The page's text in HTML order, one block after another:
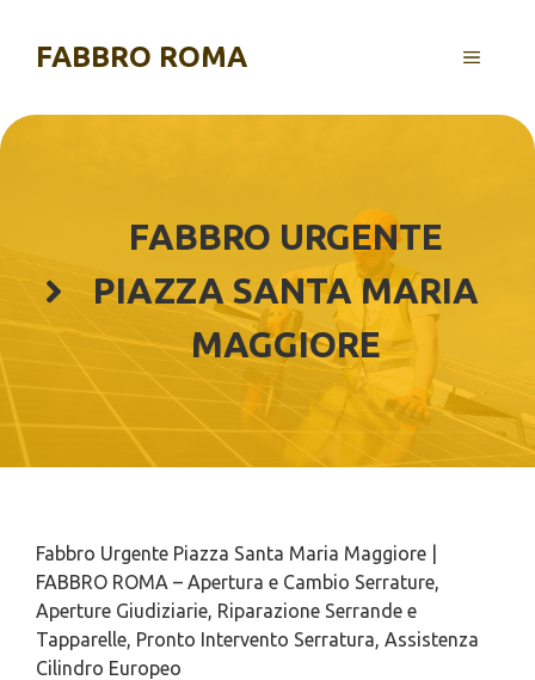
contenuto
FABBRO ROMA MENU
FABBRO URGENTE
PIAZZA SANTA MARIA
MAGGIORE
Fabbro Urgente Piazza Santa Maria Maggiore |
FABBRO ROMA – Apertura e Cambio Serrature,
Aperture Giudiziarie, Riparazione Serrande e
Tapparelle, Pronto Intervento Serratura, Assistenza
Cilindro Europeo